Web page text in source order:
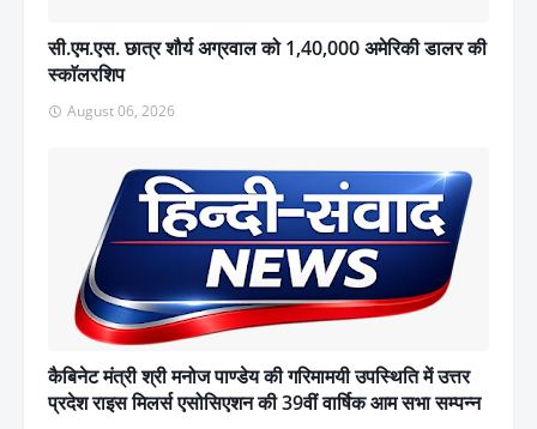
सी.एम.एस. छात्र शौर्य अग्रवाल को 1,40,000 अमेरिकी डालर की
स्काॅलरशिप
August 06, 2026
कैबिनेट मंत्री श्री मनोज पाण्डेय की गरिमामयी उपस्थिति में उत्तर
प्रदेश राइस मिलर्स एसोसिएशन की 39वीं वार्षिक आम सभा सम्पन्न